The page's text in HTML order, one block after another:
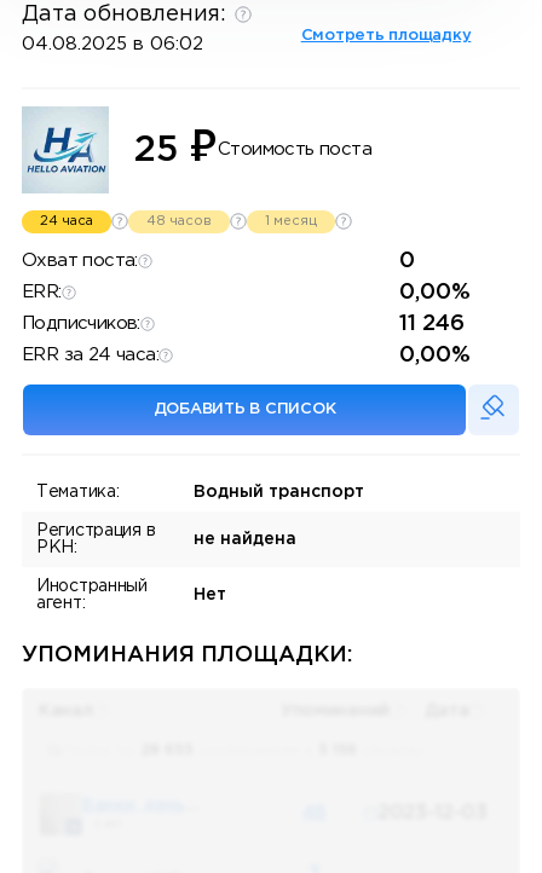
Дата обновления:
04.08.2025 в 06:02 Смотреть площадку
25 ₽Стоимость поста
24 часа 48 часов 1 месяц
Охват поста: 0
ERR: 0,00%
Подписчиков: 11 246
ERR за 24 часа: 0,00%
ДОБАВИТЬ В СПИСОК
Тематика: Водный транспорт
Регистрация в
РКН:
не найдена
Иностранный
агент:
Нет
УПОМИНАНИЯ ПЛОЩАДКИ: